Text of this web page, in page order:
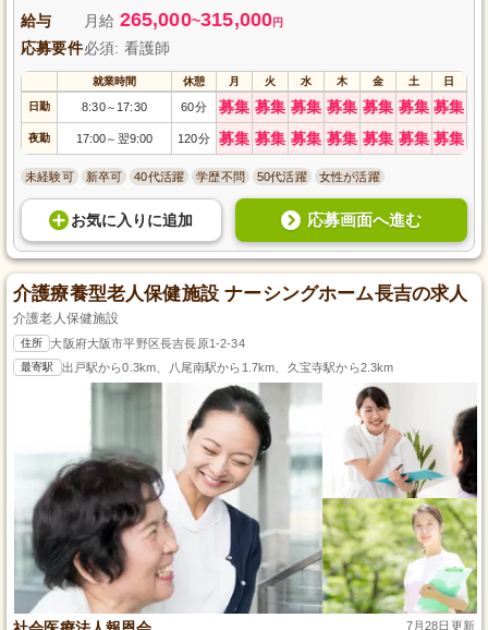
給与 月給 265,000~315,000円
応募要件必須: 看護師
就業時間 休憩 月 火 水 木 金 土 日
日勤 8:30～ 17:30 60分 募集 募集 募集 募集 募集 募集 募集
夜勤 17:00～ 翌9:00 120分 募集 募集 募集 募集 募集 募集 募集
未経験可 新卒可 40代活躍 学歴不問 50代活躍 女性が活躍
お気に入り に追加 応募画面へ進む
介護療養型老人保健施設 ナーシングホーム長吉の求人
介護老人保健施設
住所 大阪府大阪市平野区長吉長原1-2-34
最寄駅 出戸駅から0.3km、八尾南駅から1.7km、久宝寺駅から2.3km
7月28日更新